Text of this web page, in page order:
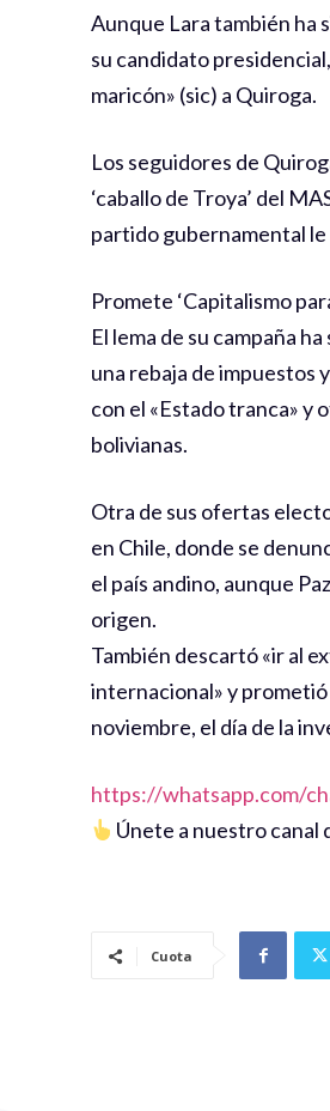
Aunque Lara también ha
su candidato
maricón» (sic) a Quiroga.
Los seguidores de
‘caballo de Troya’ del
partido gubernamental le
Promete ‘Capitalismo
El lema de su campaña
una rebaja de impuestos
con el «Estado tranca» y
bolivianas.
Otra de sus ofertas
en Chile, donde se
el país andino, aunque
origen.
También descartó «ir al
internacional» y
noviembre, el día de la
https://whatsapp.com/
Únete a nuestro canal
Cuota